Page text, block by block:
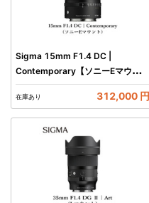
Sigma 15mm F1.4 DC |
Contemporary【ソニーEマウン
ト】カメラ レンズ 家電
在庫あり 312,000 円